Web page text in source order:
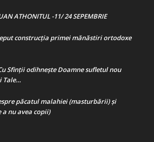
ATHONITUL -11/ 24 SEPEMBRIE
construcţia primei mănăstiri ortodoxe
Sfinții odihnește Doamne sufletul nou
Tale…
păcatul malahiei (masturbării) şi
a nu avea copii)